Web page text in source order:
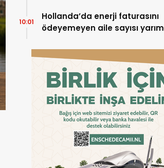
Hollanda’da enerji faturasını
ödeyemeyen aile sayısı yarım
10:01